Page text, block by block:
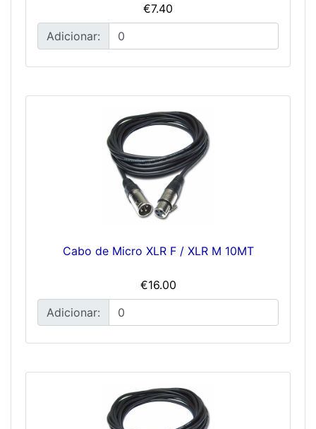
€7.40
Adicionar:
Cabo de Micro XLR F / XLR M 10MT
€16.00
Adicionar: